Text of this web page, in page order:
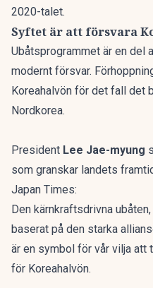
2020-talet.
Syftet är att försvara
Ubåtsprogrammet är en del
modernt försvar.
Koreahalvön för det fall det
Nordkorea.
President Lee Jae-myung
som granskar landets
Japan Times:
Den kärnkraftsdrivna
baserat på den starka
är en symbol för vår vilja att
för Koreahalvön.